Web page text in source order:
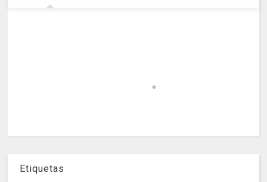
Etiquetas